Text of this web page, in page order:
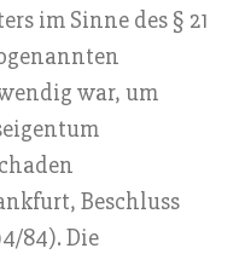
im Sinne des § 21
war, um
Beschluss
84). Die